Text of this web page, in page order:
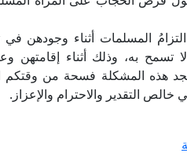
المسلمات أثناء وجودهن
تسمح به، وذلك أثناء إقامتهن
تجد هذه المشكلة فسحة من وقتكم
خالص التقدير والاحترام والإعزاز.